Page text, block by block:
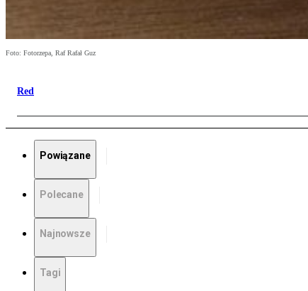
Foto: Fotorzepa, Raf Rafał Guz
Red
Powiązane
Polecane
Najnowsze
Tagi